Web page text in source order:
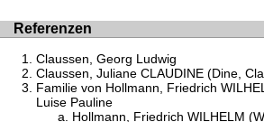
Referenzen
Claussen, Georg Ludwig
Claussen, Juliane CLAUDINE (Dine,
Familie von Hollmann, Friedrich
Luise Pauline
Hollmann, Friedrich WILHELM